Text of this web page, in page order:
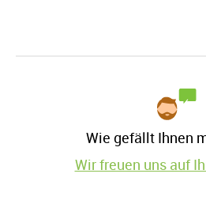
Wie gefällt Ihnen
Wir freuen uns auf